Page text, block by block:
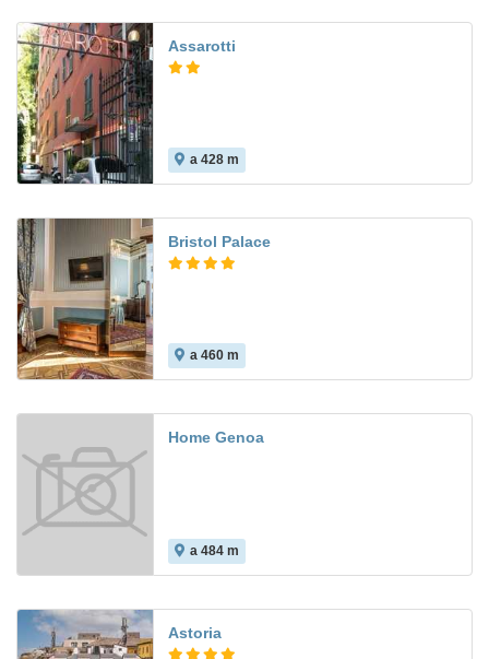
Assarotti
a 428 m
Bristol Palace
a 460 m
Home Genoa
a 484 m
Astoria